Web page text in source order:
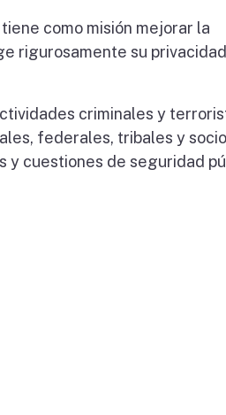
tiene como misión mejorar la
rigurosamente su
criminales y
federales, tribales y
y cuestiones de seguridad